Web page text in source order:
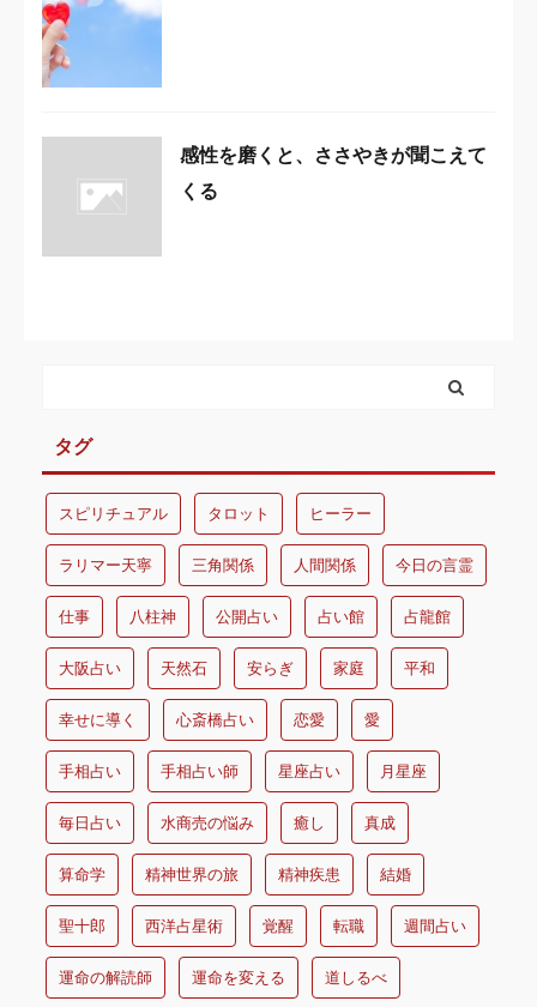
感性を磨くと、ささやきが聞こえて
くる
タグ
スピリチュアル タロット ヒーラー
ラリマー天寧 三角関係 人間関係 今日の言霊
仕事 八柱神 公開占い 占い館 占龍館
大阪占い 天然石 安らぎ 家庭 平和
幸せに導く 心斎橋占い 恋愛 愛
手相占い 手相占い師 星座占い 月星座
毎日占い 水商売の悩み 癒し 真成
算命学 精神世界の旅 精神疾患 結婚
聖十郎 西洋占星術 覚醒 転職 週間占い
運命の解読師 運命を変える 道しるべ